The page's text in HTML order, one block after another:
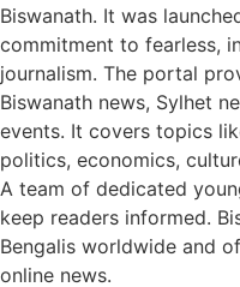
Biswanath. It was
commitment to fearless,
journalism. The portal
Biswanath news, Sylhet
events. It covers topics
politics, economics,
A team of dedicated
keep readers informed.
Bengalis worldwide and
online news.